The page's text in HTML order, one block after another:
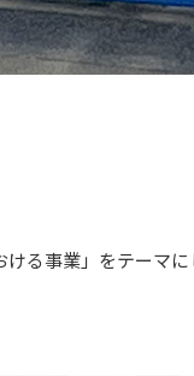
る事業」をテーマに